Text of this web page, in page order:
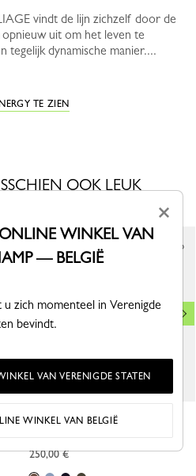
vindt de lijn zichzelf door de
uit om het leven te
tegelijk dynamische manier....
TE ZIEN
OOK LEUK
Le Pliage Energy Crossbodytas L
250,00 €
×
WINKEL VAN
— BELGIË
zich momenteel in Verenigde
bevindt.
VAN VERENIGDE STATEN
WINKEL VAN BELGIË